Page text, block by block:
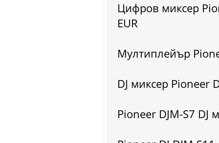
Цифров миксер
EUR
Мултиплейър
DJ миксер Pioneer
Pioneer DJM-S7 DJ